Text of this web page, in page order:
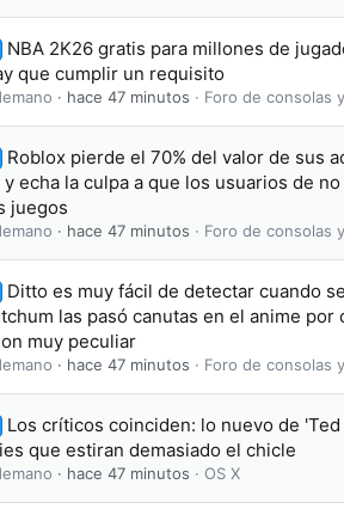
NBA 2K26 gratis para millones de
que cumplir un requisito
hace 47 minutos Foro de consolas
Roblox pierde el 70% del valor de sus
y echa la culpa a que los usuarios de
juegos
hace 47 minutos Foro de consolas
Ditto es muy fácil de detectar cuando
las pasó canutas en el anime por
muy peculiar
hace 47 minutos Foro de consolas
Los críticos coinciden: lo nuevo de 'Ted
que estiran demasiado el chicle
hace 47 minutos OS X